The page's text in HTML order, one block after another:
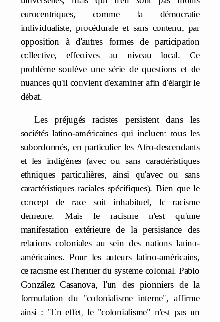
eurocentriques, comme la démocratie
individualiste, procédurale et sans contenu, par
opposition à d'autres formes de participation
collective, effectives au niveau local. Ce
problème soulève une série de questions et de
nuances qu'il convient d'examiner afin d'élargir le
débat.
Les préjugés racistes persistent dans les
sociétés latino-américaines qui incluent tous les
subordonnés, en particulier les Afro-descendants
et les indigènes (avec ou sans caractéristiques
ethniques particulières, ainsi qu'avec ou sans
caractéristiques raciales spécifiques). Bien que le
concept de race soit inhabituel, le racisme
demeure. Mais le racisme n'est qu'une
manifestation extérieure de la persistance des
relations coloniales au sein des nations latino-
américaines. Pour les auteurs latino-américains,
ce racisme est l'héritier du système colonial. Pablo
González Casanova, l'un des pionniers de la
formulation du "colonialisme interne", affirme
ainsi : "En effet, le "colonialisme" n'est pas un